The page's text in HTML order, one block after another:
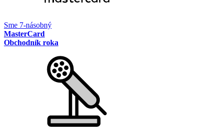
Sme 7-násobný
MasterCard
Obchodník roka